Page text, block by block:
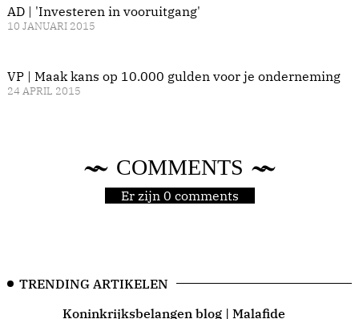
AD | 'Investeren in vooruitgang'
10 JANUARI 2015
VP | Maak kans op 10.000 gulden voor je onderneming
24 APRIL 2015
COMMENTS
Er zijn 0 comments
TRENDING ARTIKELEN
Koninkrijksbelangen blog | Malafide